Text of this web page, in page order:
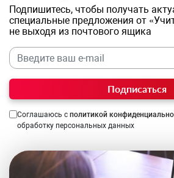
Подпишитесь, чтобы получать
специальные предложения от
не выходя из почтового ящика
Подписаться
Соглашаюсь с политикой
обработку персональных данных